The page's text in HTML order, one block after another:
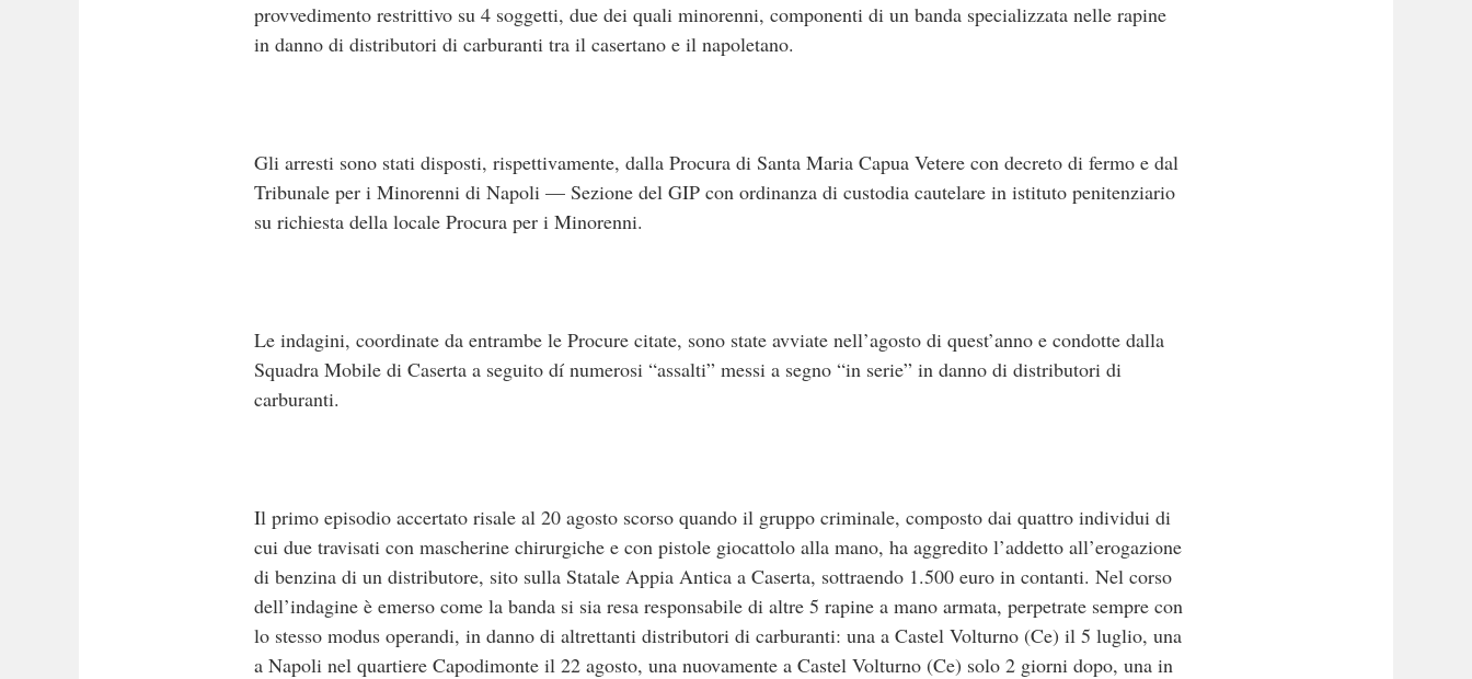
provvedimento restrittivo su 4 soggetti, due dei quali minorenni, componenti di un banda specializzata nelle rapine
in danno di distributori di carburanti tra il casertano e il napoletano.
Gli arresti sono stati disposti, rispettivamente, dalla Procura di Santa Maria Capua Vetere con decreto di fermo e dal
Tribunale per i Minorenni di Napoli — Sezione del GIP con ordinanza di custodia cautelare in istituto penitenziario
su richiesta della locale Procura per i Minorenni.
Le indagini, coordinate da entrambe le Procure citate, sono state avviate nell’agosto di quest’anno e condotte dalla
Squadra Mobile di Caserta a seguito dí numerosi “assalti” messi a segno “in serie” in danno di distributori di
carburanti.
Il primo episodio accertato risale al 20 agosto scorso quando il gruppo criminale, composto dai quattro individui di
cui due travisati con mascherine chirurgiche e con pistole giocattolo alla mano, ha aggredito l’addetto all’erogazione
di benzina di un distributore, sito sulla Statale Appia Antica a Caserta, sottraendo 1.500 euro in contanti. Nel corso
dell’indagine è emerso come la banda si sia resa responsabile di altre 5 rapine a mano armata, perpetrate sempre con
lo stesso modus operandi, in danno di altrettanti distributori di carburanti: una a Castel Volturno (Ce) il 5 luglio, una
a Napoli nel quartiere Capodimonte il 22 agosto, una nuovamente a Castel Volturno (Ce) solo 2 giorni dopo, una in